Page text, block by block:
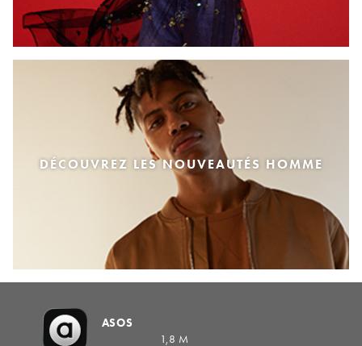
DÉCOUVREZ LES NOUVEAUTÉS HOMME
ASOS
1,8 M